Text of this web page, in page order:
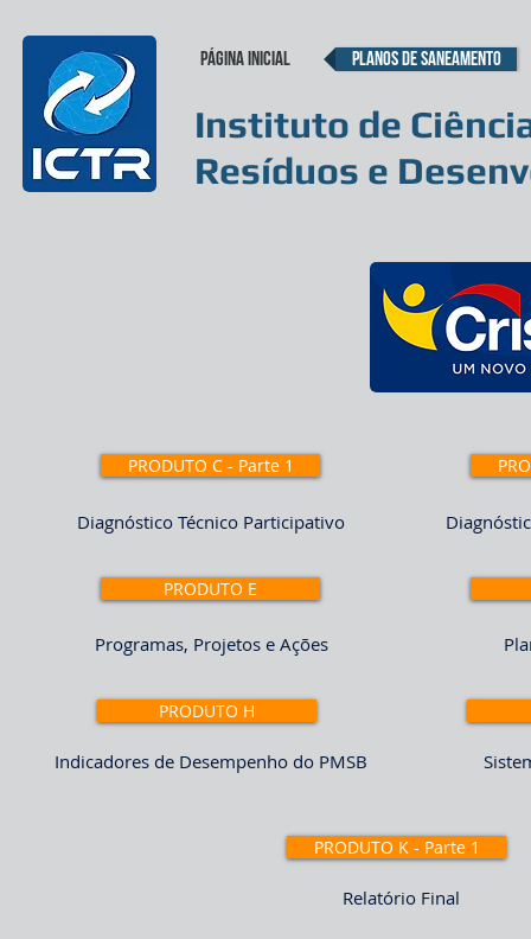
Página inicial Planos de Saneamento
Instituto de
Resíduos e
PRODUTO C - Parte 1
Diagnóstico Técnico Participativo
PRODUTO E
Programas, Projetos e Ações
PRODUTO H
Indicadores de Desempenho do PMSB
PRODUTO K - Parte 1
Relatório Final